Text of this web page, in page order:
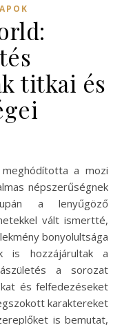
titkai és
népszerűségnek
a lenyűgöző
vált ismertté,
bonyolultsága
is hozzájárultak a
a sorozat
és felfedezéseket
karaktereket
is bemutat,